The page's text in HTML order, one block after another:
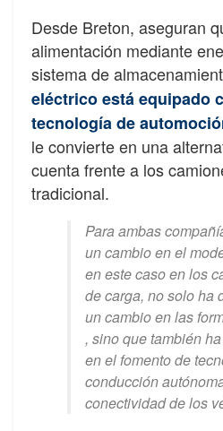
Desde Breton, aseguran
alimentación mediante
sistema de
eléctrico está equipado
tecnología de
le convierte en una
cuenta frente a los
tradicional.
Para ambas
un cambio en el
en este caso en los
de carga, no solo ha
un cambio en las
, sino que también
en el fomento de
conducción
conectividad de los